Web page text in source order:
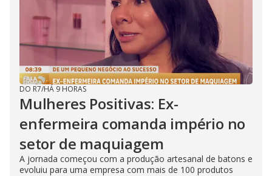
DO R7/HÁ 9 HORAS
Mulheres Positivas: Ex-
enfermeira comanda império no
setor de maquiagem
A jornada começou com a produção artesanal de batons e
evoluiu para uma empresa com mais de 100 produtos